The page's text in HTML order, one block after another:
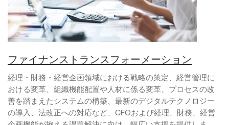
ファイナンストランスフォーメーション
経理・財務・経営企画領域における戦略の策定、経営管理に
おける変革、組織機能配置や人材に係る変革、プロセスの改
善を踏まえたシステムの構築、最新のデジタルテクノロジー
の導入、法改正への対応など、CFOおよび経理、財務、経営